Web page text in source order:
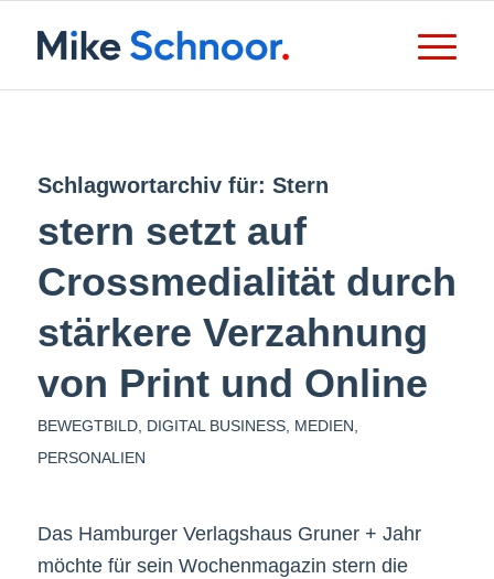
Schlagwortarchiv für: Stern
stern setzt auf
Crossmedialität durch
stärkere Verzahnung
von Print und Online
BEWEGTBILD, DIGITAL BUSINESS, MEDIEN
PERSONALIEN
Das Hamburger Verlagshaus Gruner + Jahr
möchte für sein Wochenmagazin stern die